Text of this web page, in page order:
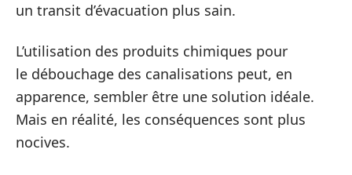
un transit d’évacuation plus sain.
L’utilisation des produits chimiques pour
le débouchage des canalisations peut, en
apparence, sembler être une solution idéale.
Mais en réalité, les conséquences sont plus
nocives.